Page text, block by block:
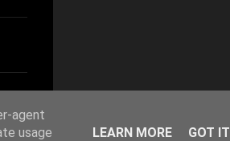
agent
usage
LEARN MORE GOT IT